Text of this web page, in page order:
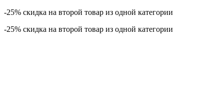
-25% скидка на второй товар из одной категории
-25% скидка на второй товар из одной категории